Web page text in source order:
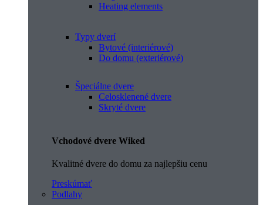
Heating elements
Typy dverí
Bytové (interiérové)
Do domu (exteriérové)
Špeciálne dvere
Celosklenené dvere
Skryté dvere
Vchodové dvere Wiked
Kvalitné dvere do domu za najlepšiu cenu
Preskúmať
Podlahy